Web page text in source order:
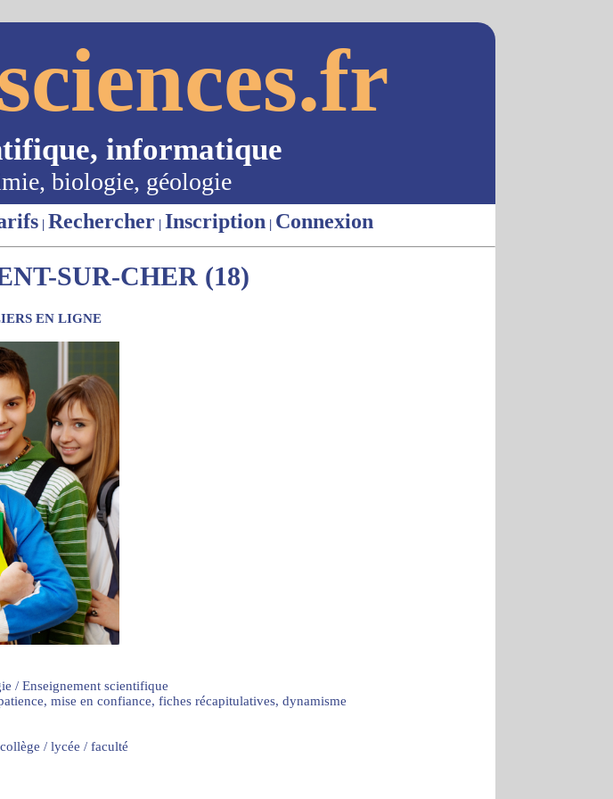
informatique
biologie, géologie
| Rechercher | Inscription | Connexion
SUR-CHER (18)
EN LIGNE
/ Enseignement scientifique
mise en confiance, fiches récapitulatives, dynamisme
/ lycée / faculté